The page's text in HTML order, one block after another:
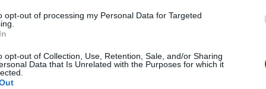
opt-out of processing my Personal Data for Targeted
opt-out of Collection, Use, Retention, Sale, and/or Sharing
Data that Is Unrelated with the Purposes for which it